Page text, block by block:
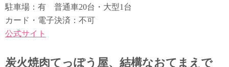
駐車場：有 普通車20台・大型1台
カード・電子決済：不可
公式サイト
炭火焼肉てっぽう屋、結構なおてまえで